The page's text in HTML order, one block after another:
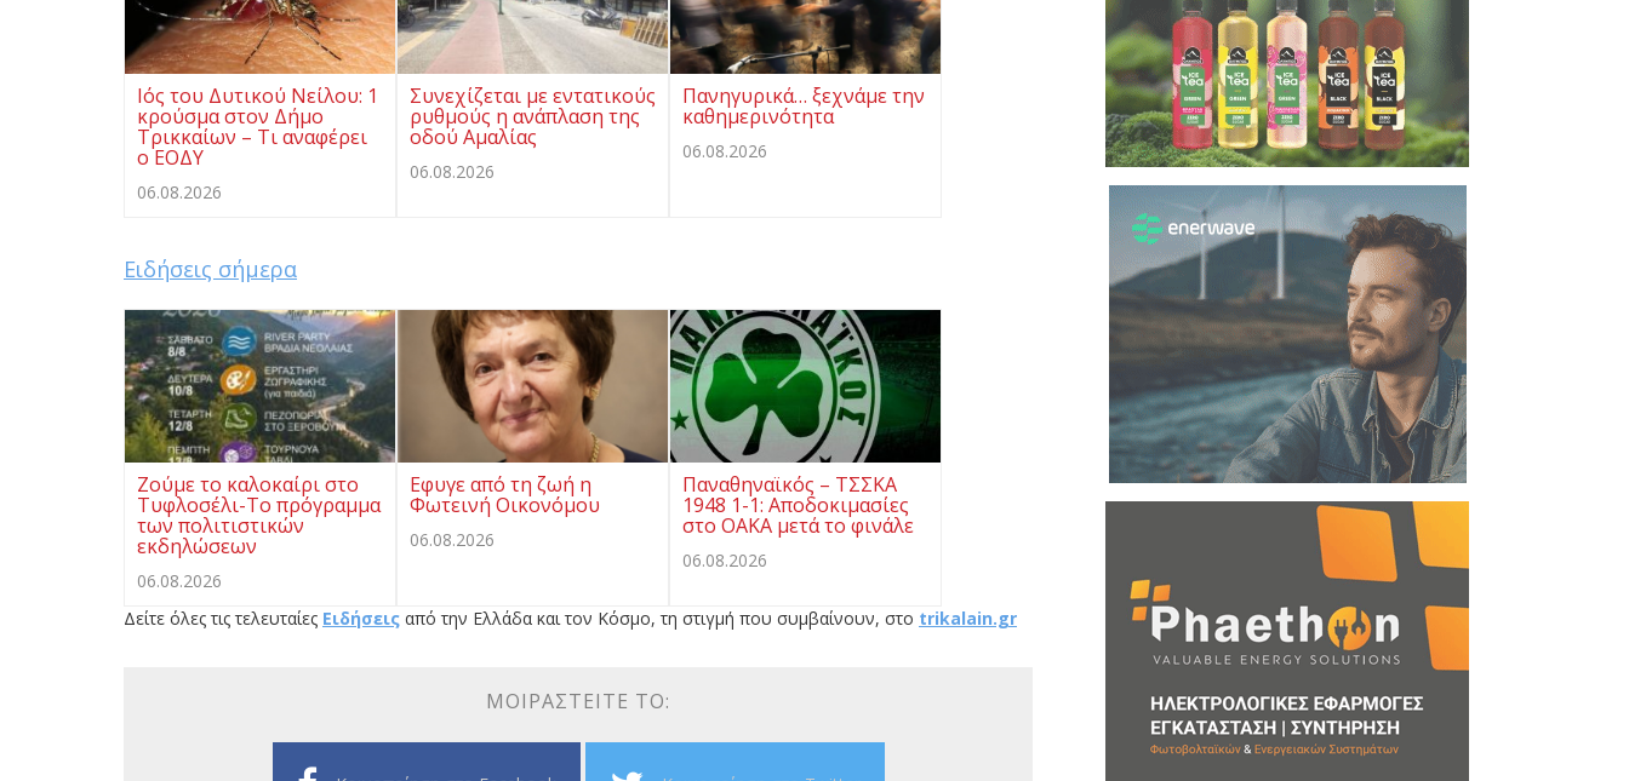
Ιός του Δυτικού Νείλου: 1
κρούσμα στον Δήμο
Τρικκαίων – Τι αναφέρει
ο ΕΟΔΥ
06.08.2026
Συνεχίζεται με εντατικούς
ρυθμούς η ανάπλαση της
οδού Αμαλίας
06.08.2026
Πανηγυρικά… ξεχνάμε την
καθημερινότητα
06.08.2026
Ειδήσεις σήμερα
Ζούμε το καλοκαίρι στο
Τυφλοσέλι-Το πρόγραμμα
των πολιτιστικών
εκδηλώσεων
06.08.2026
Eφυγε από τη ζωή η
Φωτεινή Οικονόμου
06.08.2026
Παναθηναϊκός – ΤΣΣΚΑ
1948 1-1: Αποδοκιμασίες
στο ΟΑΚΑ μετά το φινάλε
06.08.2026
Δείτε όλες τις τελευταίες Ειδήσεις από την Ελλάδα και τον Κόσμο, τη στιγμή που συμβαίνουν, στο trikalain.gr
ΜΟΙΡΑΣΤΕΊΤΕ ΤΟ: